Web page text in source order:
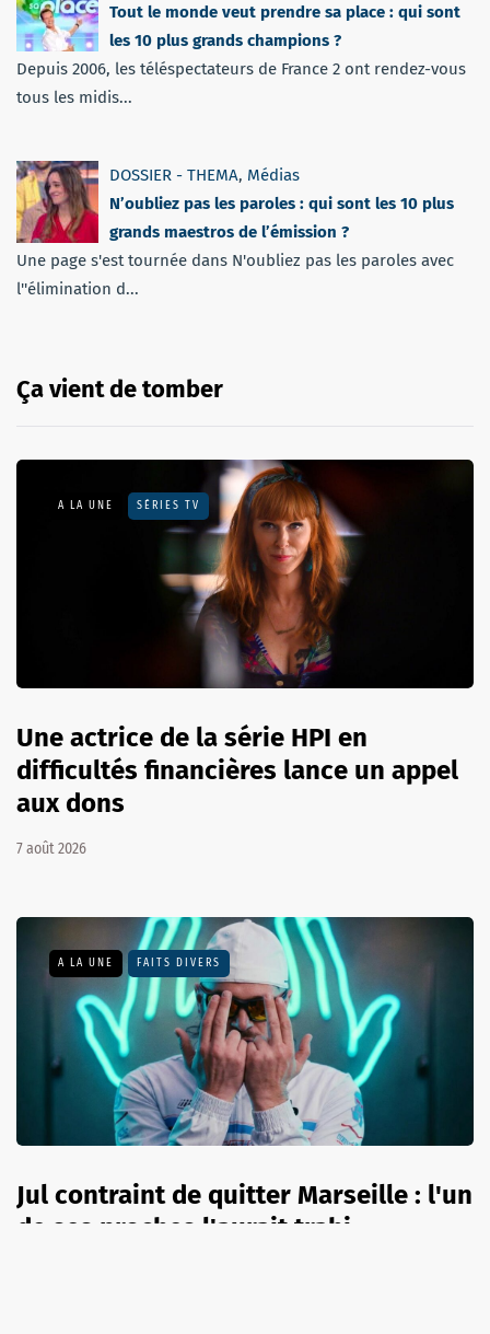
Tout le monde veut prendre sa place : qui sont
les 10 plus grands champions ?
Depuis 2006, les téléspectateurs de France 2 ont rendez-vous
tous les midis...
DOSSIER - THEMA, Médias
N’oubliez pas les paroles : qui sont les 10 plus
grands maestros de l’émission ?
Une page s'est tournée dans N'oubliez pas les paroles avec
l''élimination d...
Ça vient de tomber
A LA UNE SÉRIES TV
Une actrice de la série HPI en
difficultés financières lance un appel
aux dons
7 août 2026
A LA UNE FAITS DIVERS
Jul contraint de quitter Marseille : l'un
de ses proches l'aurait trahi